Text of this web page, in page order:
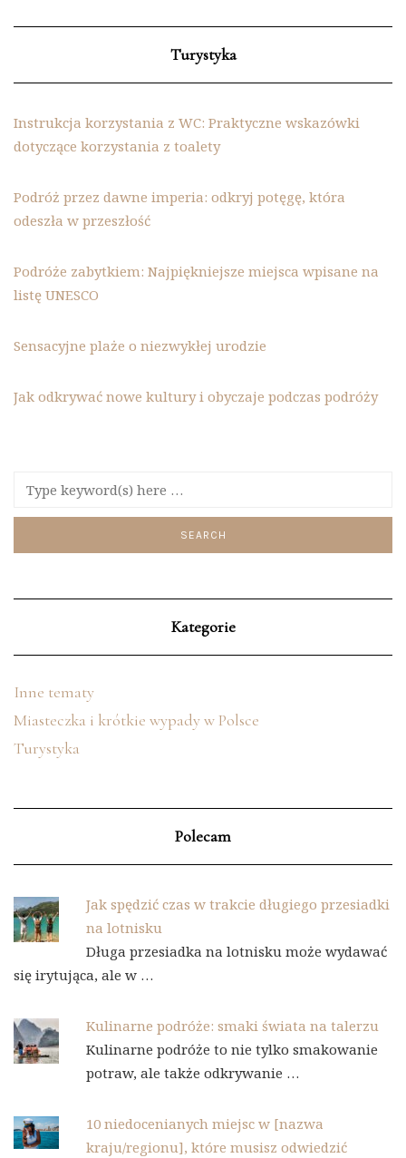
Turystyka
Instrukcja korzystania z WC: Praktyczne wskazówki
dotyczące korzystania z toalety
Podróż przez dawne imperia: odkryj potęgę, która
odeszła w przeszłość
Podróże zabytkiem: Najpiękniejsze miejsca wpisane na
listę UNESCO
Sensacyjne plaże o niezwykłej urodzie
Jak odkrywać nowe kultury i obyczaje podczas podróży
Kategorie
Inne tematy
Miasteczka i krótkie wypady w Polsce
Turystyka
Polecam
Jak spędzić czas w trakcie długiego przesiadki
na lotnisku
Długa przesiadka na lotnisku może wydawać
się irytująca, ale w …
Kulinarne podróże: smaki świata na talerzu
Kulinarne podróże to nie tylko smakowanie
potraw, ale także odkrywanie …
10 niedocenianych miejsc w [nazwa
kraju/regionu], które musisz odwiedzić